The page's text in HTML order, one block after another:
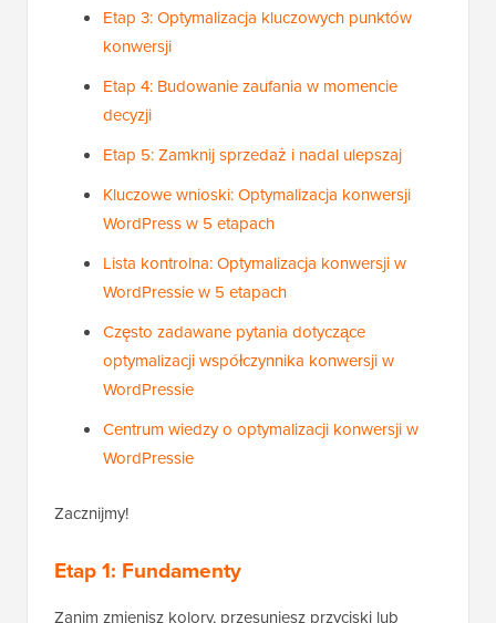
Etap 3: Optymalizacja kluczowych punktów
konwersji
Etap 4: Budowanie zaufania w momencie
decyzji
Etap 5: Zamknij sprzedaż i nadal ulepszaj
Kluczowe wnioski: Optymalizacja konwersji
WordPress w 5 etapach
Lista kontrolna: Optymalizacja konwersji w
WordPressie w 5 etapach
Często zadawane pytania dotyczące
optymalizacji współczynnika konwersji w
WordPressie
Centrum wiedzy o optymalizacji konwersji w
WordPressie
Zacznijmy!
Etap 1: Fundamenty
Zanim zmienisz kolory, przesuniesz przyciski lub